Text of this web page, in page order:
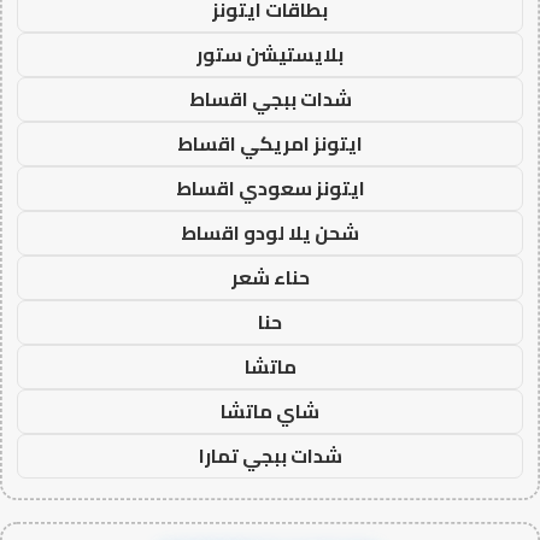
بطاقات ايتونز
بلايستيشن ستور
شدات ببجي اقساط
ايتونز امريكي اقساط
ايتونز سعودي اقساط
شحن يلا لودو اقساط
حناء شعر
حنا
ماتشا
شاي ماتشا
شدات ببجي تمارا